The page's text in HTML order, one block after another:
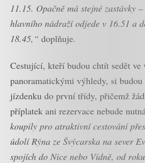
11.15. Opačně má stejné zastávky
hlavního nádraží odjede v 16.51 a
18.45,“ doplňuje.
Cestující, kteří budou chtít sedět ve
panoramatickými výhledy, si
jízdenku do první třídy, přičemž
příplatek ani rezervace nebude
koupily pro atraktivní cestování
údolí Rýna ze Švýcarska na sever
spojích do Nice nebo Vídně, od